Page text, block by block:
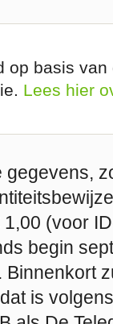
op basis van
Lees hier
gegevens,
(voor
begin
is